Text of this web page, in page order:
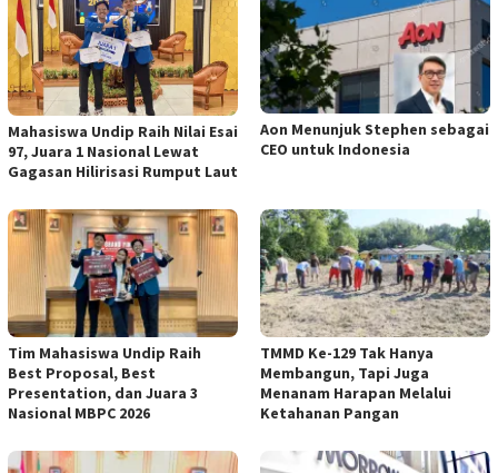
Mahasiswa Undip Raih Nilai Esai
97, Juara 1 Nasional Lewat
Gagasan Hilirisasi Rumput Laut
Aon Menunjuk Stephen sebagai
CEO untuk Indonesia
Tim Mahasiswa Undip Raih
Best Proposal, Best
Presentation, dan Juara 3
Nasional MBPC 2026
TMMD Ke-129 Tak Hanya
Membangun, Tapi Juga
Menanam Harapan Melalui
Ketahanan Pangan